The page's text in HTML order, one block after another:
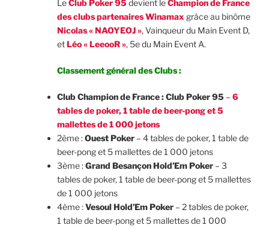
LeClub Poker 95 devient leChampion de France
des clubs partenaires Winamax grâce au binôme
Nicolas « NAOYEOJ », Vainqueur du Main Event D,
etLéo « LeeooR », 5e du Main Event A.
Classement général des Clubs :
Club Champion de France : Club Poker 95 – 6
tables de poker, 1 table de beer-pong et 5
mallettes de 1 000 jetons
2ème :Ouest Poker – 4 tables de poker, 1 table de
beer-pong et 5 mallettes de 1 000 jetons
3ème :Grand Besançon Hold’Em Poker – 3
tables de poker, 1 table de beer-pong et 5 mallettes
de 1 000 jetons
4ème :Vesoul Hold’Em Poker – 2 tables de poker,
1 table de beer-pong et 5 mallettes de 1 000